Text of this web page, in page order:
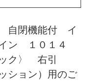
自閉機能付 イ
ン １０１４
ク〉 右引
ション）用のご